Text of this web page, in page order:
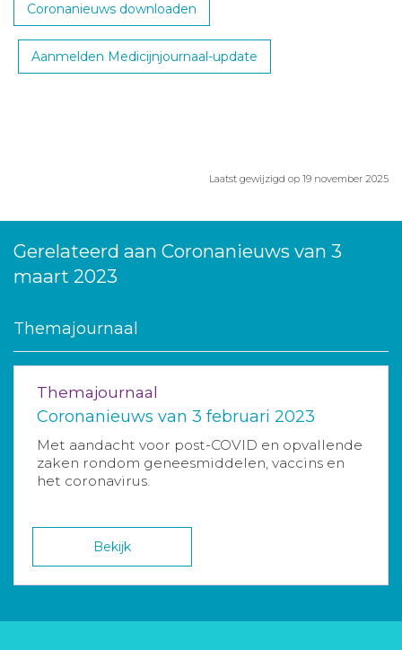
Coronanieuws downloaden
Aanmelden Medicijnjournaal-update
Laatst gewijzigd op 19 november 2025
Gerelateerd aan Coronanieuws van 3
maart 2023
Themajournaal
Themajournaal
Coronanieuws van 3 februari 2023
Met aandacht voor post-COVID en opvallende
zaken rondom geneesmiddelen, vaccins en
het coronavirus.
Bekijk